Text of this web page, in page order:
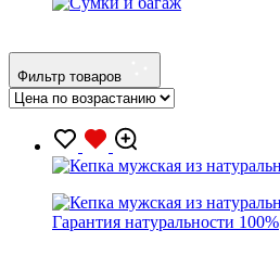
Фильтр товаров
Гарантия натуральности 100%